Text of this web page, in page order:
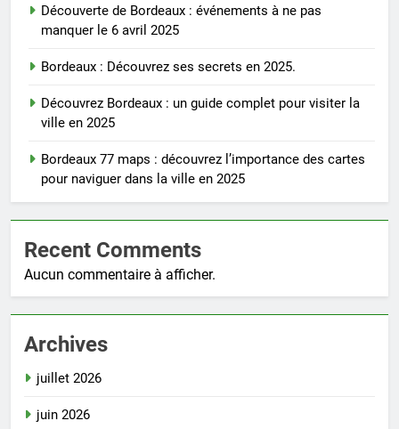
Découverte de Bordeaux : événements à ne pas
manquer le 6 avril 2025
Bordeaux : Découvrez ses secrets en 2025.
Découvrez Bordeaux : un guide complet pour visiter la
ville en 2025
Bordeaux 77 maps : découvrez l’importance des cartes
pour naviguer dans la ville en 2025
Recent Comments
Aucun commentaire à afficher.
Archives
juillet 2026
juin 2026